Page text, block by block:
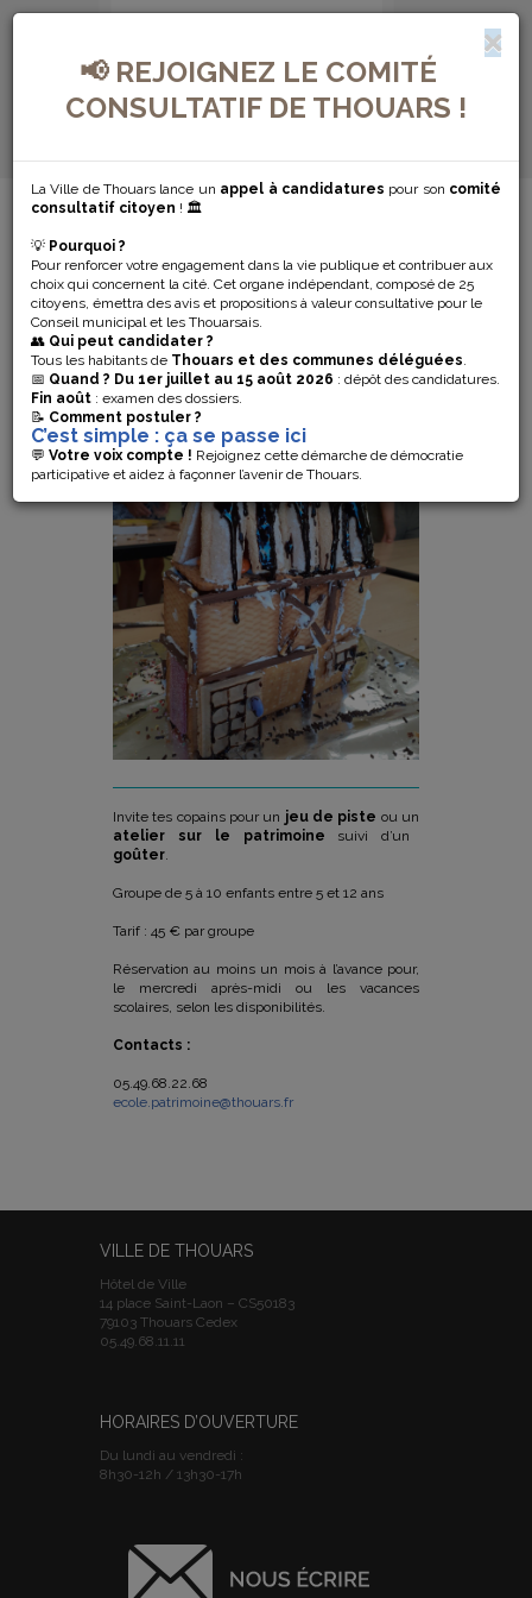
📢 REJOIGNEZ LE COMITÉ
CONSULTATIF DE THOUARS !
La Ville de Thouars lance un appel à candidatures pour son comité
consultatif citoyen ! 🏛️
💡 Pourquoi ?
Pour renforcer votre engagement dans la vie publique et contribuer aux
choix qui concernent la cité. Cet organe indépendant, composé de 25
citoyens, émettra des avis et propositions à valeur consultative pour le
Conseil municipal et les Thouarsais.
👥 Qui peut candidater ?
Tous les habitants de Thouars et des communes déléguées.
📅 Quand ? Du 1er juillet au 15 août 2026 : dépôt des candidatures.
Fin août : examen des dossiers.
📝 Comment postuler ?
C’est simple : ça se passe ici
💬 Votre voix compte ! Rejoignez cette démarche de démocratie
participative et aidez à façonner l’avenir de Thouars.
MENU DE NAVIGATION...
ANNIVERSAIRES
VIENS FÊTER TON
ANNIVERSAIRE À L'ÉCOLE DU
PATRIMOINE !
Invite tes copains pour un jeu de piste ou un
atelier sur le patrimoine suivi d’un
goûter.
Groupe de 5 à 10 enfants entre 5 et 12 ans
Tarif : 45 € par groupe
Réservation au moins un mois à l’avance pour,
le mercredi après-midi ou les vacances
scolaires, selon les disponibilités.
Contacts :
05.49.68.22.68
ecole.patrimoine@thouars.fr
VILLE DE THOUARS
Hôtel de Ville
14 place Saint-Laon – CS50183
79103 Thouars Cedex
05.49.68.11.11
HORAIRES D’OUVERTURE
Du lundi au vendredi :
8h30-12h / 13h30-17h